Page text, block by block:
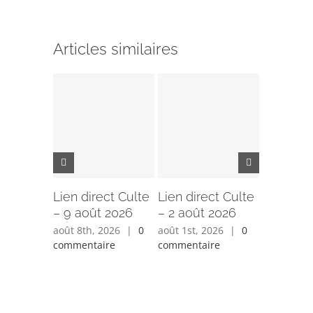
Articles similaires
Lien direct Culte
– 9 août 2026
août 8th, 2026 |
0
commentaire
Lien direct Culte
– 2 août 2026
août 1st, 2026 |
0
commentaire